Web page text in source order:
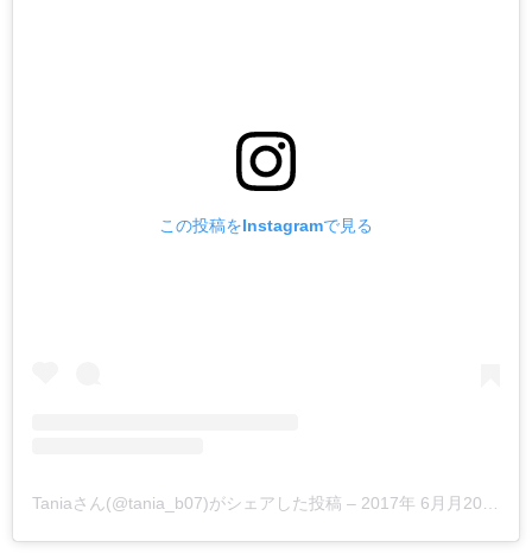
この投稿をInstagramで見る
Taniaさん(@tania_b07)がシェアした投稿 – 2017年 6月月20日午前10時40分PDT